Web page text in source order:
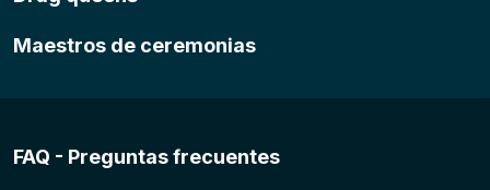
Maestros de ceremonias
FAQ - Preguntas frecuentes